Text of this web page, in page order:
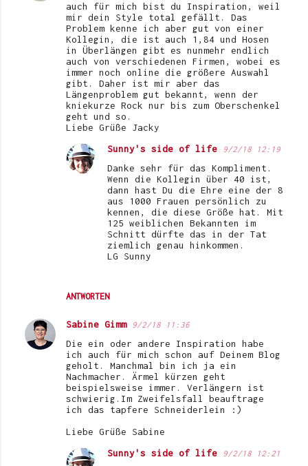
auch für mich bist du Inspiration, weil
mir dein Style total gefällt. Das
Problem kenne ich aber gut von einer
Kollegin, die ist auch 1,84 und Hosen
in Überlängen gibt es nunmehr endlich
auch von verschiedenen Firmen, wobei es
immer noch online die größere Auswahl
gibt. Daher ist mir aber das
Längenproblem gut bekannt, wenn der
kniekurze Rock nur bis zum Oberschenkel
geht und so.
Liebe Grüße Jacky
ANTWORTEN
Sunny's side of life 9/2/18 12:19
Danke sehr für das Kompliment.
Wenn die Kollegin über 40 ist,
dann hast Du die Ehre eine der 8
aus 1000 Frauen persönlich zu
kennen, die diese Größe hat. Mit
125 weiblichen Bekannten im
Schnitt dürfte das in der Tat
ziemlich genau hinkommen.
LG Sunny
Sabine Gimm 9/2/18 11:36
Die ein oder andere Inspiration habe
ich auch für mich schon auf Deinem Blog
geholt. Manchmal bin ich ja ein
Nachmacher. Ärmel kürzen geht
beispielsweise immer. Verlängern ist
schwierig.Im Zweifelsfall beauftrage
ich das tapfere Schneiderlein :)
Liebe Grüße Sabine
Sunny's side of life 9/2/18 12:21